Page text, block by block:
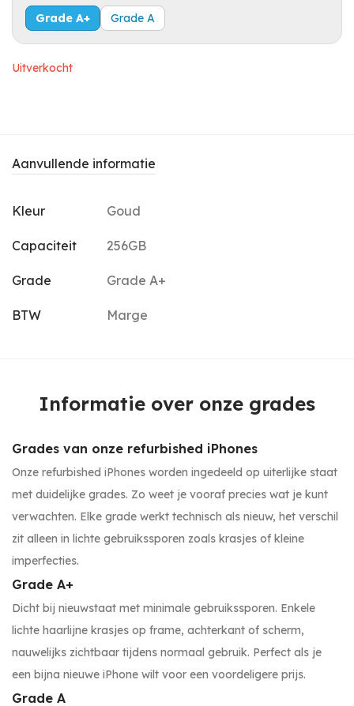
Grade A+
Grade A
Uitverkocht
Aanvullende informatie
Kleur Goud
Capaciteit 256GB
Grade Grade A+
BTW Marge
Informatie over onze grades
Grades van onze refurbished iPhones
Onze refurbished iPhones worden ingedeeld op uiterlijke staat
met duidelijke grades. Zo weet je vooraf precies wat je kunt
verwachten. Elke grade werkt technisch als nieuw, het verschil
zit alleen in lichte gebruikssporen zoals krasjes of kleine
imperfecties.
Grade A+
Dicht bij nieuwstaat met minimale gebruikssporen. Enkele
lichte haarlijne krasjes op frame, achterkant of scherm,
nauwelijks zichtbaar tijdens normaal gebruik. Perfect als je
een bijna nieuwe iPhone wilt voor een voordeligere prijs.
Grade A